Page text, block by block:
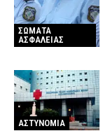
ΣΩΜΑΤΑ
ΑΣΦΑΛΕΙΑΣ
ΑΣΤΥΝΟΜΙΑ